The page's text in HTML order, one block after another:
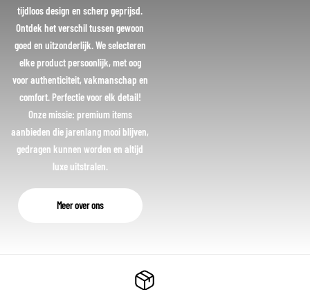
tijdloos design en scherp geprijsd.
Ontdek het verschil tussen gewoon
goed en uitzonderlijk. We selecteren
elke product persoonlijk, met oog
voor authenticiteit, vakmanschap en
comfort. Perfectie voor elk detail!
Onze missie: premium items
aanbieden die jarenlang mooi blijven,
gedragen kunnen worden en altijd
luxe uitstralen.
Meer over ons